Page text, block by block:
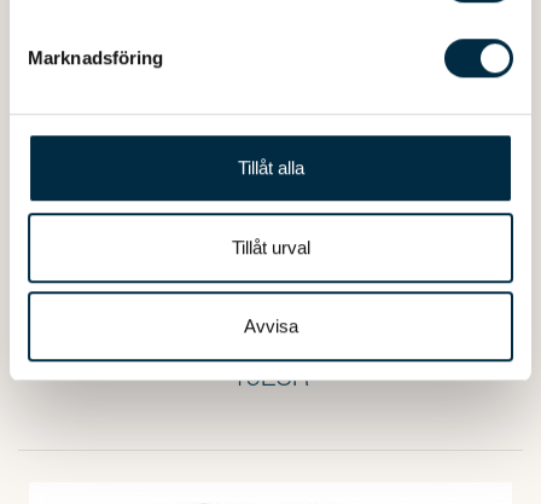
Vi använder enhetsidentifierare för att anpassa innehållet
vidarebefordrar även sådana identifierare och annan
annons- och analysföretag som vi samarbetar med.
Dessa kan i sin tur kombinera informationen med annan
samlat in när du har använt deras tjänster.
Marknadsföring
Tillåt alla
Tillåt urval
Avvisa
15EUR